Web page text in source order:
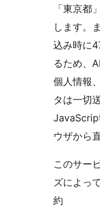
「東京都
します。
込み時に
るため、
個人情報
タは一切
ウザから
このサー
ズによっ
約